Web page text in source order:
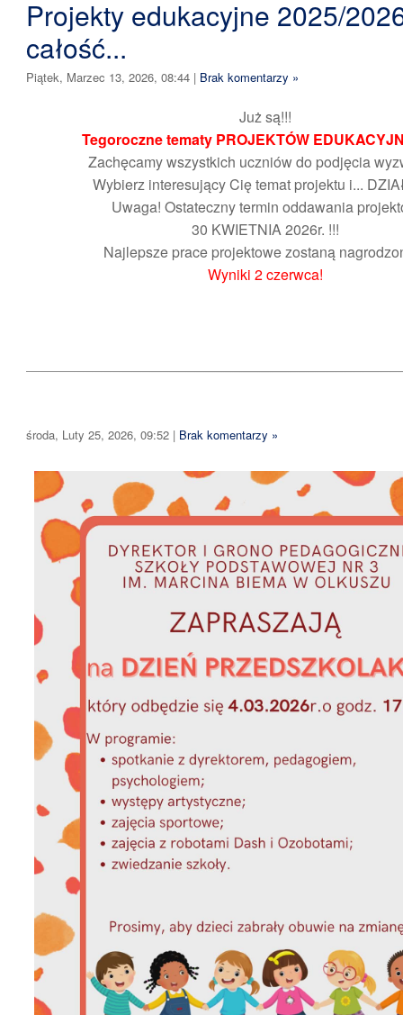
Projekty edukacyjne 2025/
całość...
Piątek, Marzec 13, 2026, 08:44 | Brak komentarzy »
Już są!!!
Tegoroczne tematy PROJEKTÓW
Zachęcamy wszystkich uczniów do podjęcia
Wybierz interesujący Cię temat projektu i...
Uwaga! Ostateczny termin oddawania
30 KWIETNIA 2026r. !!!
Najlepsze prace projektowe zostaną
Wyniki 2 czerwca!
środa, Luty 25, 2026, 09:52 | Brak komentarzy »